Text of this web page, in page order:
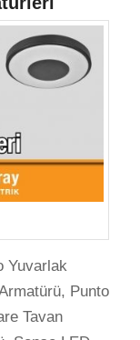
Yuvarlak
Punto
Tavan